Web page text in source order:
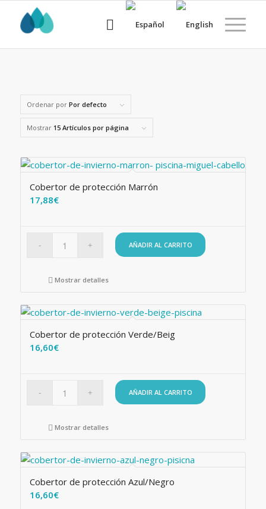
Ordenar por Por defecto
Mostrar 15 Artículos por página
Cobertor de protección Marrón
17,88€
AÑADIR AL CARRITO
Mostrar detalles
Cobertor de protección Verde/Beig
16,60€
AÑADIR AL CARRITO
Mostrar detalles
Cobertor de protección Azul/Negro
16,60€